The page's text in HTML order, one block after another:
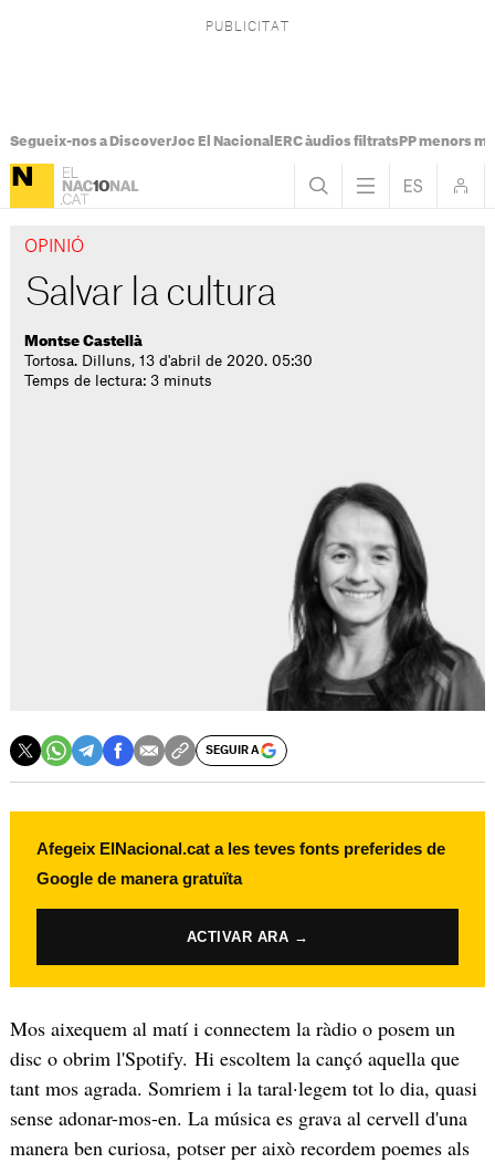
Segueix-nos a DiscoverJoc El Nacional ERC àudios filtratsPP menors
OPINIÓ
Salvar la cultura
Montse Castellà
Tortosa. Dilluns, 13 d'abril de 2020. 05:30
Temps de lectura: 3 minuts
SEGUIR A
Afegeix ElNacional.cat a les teves fonts preferides de
Google de manera gratuïta
ACTIVAR ARA →
Mos aixequem al matí i connectem la ràdio o posem un
disc o obrim l'Spotify. Hi escoltem la cançó aquella que
tant mos agrada. Somriem i la taral·legem tot lo dia, quasi
sense adonar-mos-en. La música es grava al cervell d'una
manera ben curiosa, potser per això recordem poemes als